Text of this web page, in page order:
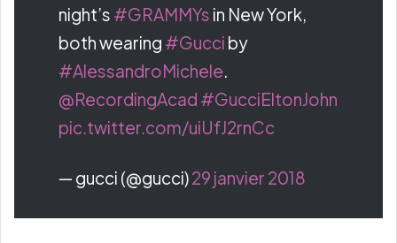
night’s #GRAMMYs in New York,
both wearing #Gucci by
#AlessandroMichele.
@RecordingAcad #GucciEltonJohn
pic.twitter.com/uiUfJ2rnCc
— gucci (@gucci)29 janvier 2018